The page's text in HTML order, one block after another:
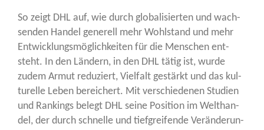
So zeigt DHL auf, wie durch glo­ba­li­sier­ten und wach­
sen­den Han­del gene­rell mehr Wohl­stand und mehr
Ent­wick­lungs­mög­lich­kei­ten für die Men­schen ent­
steht. In den Län­dern, in den DHL tätig ist, wur­de
zudem Armut redu­ziert, Viel­falt gestärkt und das kul­
tu­rel­le Leben berei­chert. Mit ver­schie­de­nen Stu­di­en
und Ran­kings belegt DHL sei­ne Posi­ti­on im Welt­han­
del, der durch schnel­le und tief­grei­fen­de Ver­än­de­run­